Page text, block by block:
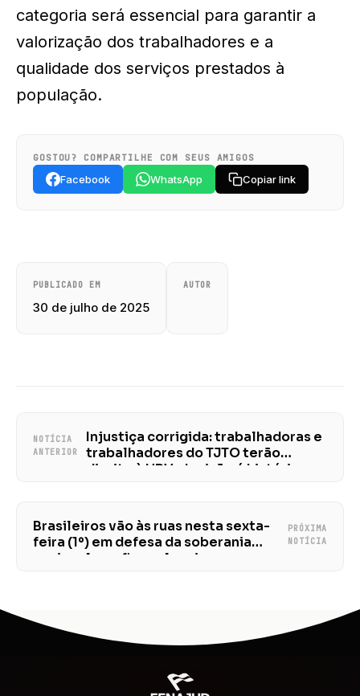
categoria será essencial para garantir a
valorização dos trabalhadores e a
qualidade dos serviços prestados à
população.
GOSTOU? COMPARTILHE COM SEUS AMIGOS
Facebook WhatsApp Copiar link
PUBLICADO EM
30 de julho de 2025
AUTOR
NOTÍCIA
ANTERIOR
Injustiça corrigida: trabalhadoras e
trabalhadores do TJTO terão
direito à URV; decisão é histórica
Brasileiros vão às ruas nesta sexta-
feira (1º) em defesa da soberania
nacional; confira os locais
PRÓXIMA
NOTÍCIA